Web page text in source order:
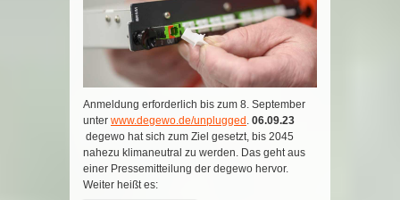
Anmeldung erforderlich bis zum 8. September
unter www.degewo.de/unplugged 06.09.23
degewo hat sich zum Ziel gesetzt, bis 2045
nahezu klimaneutral zu werden. Das geht aus
einer Pressemitteilung der degewo hervor.
Weiter heißt es: